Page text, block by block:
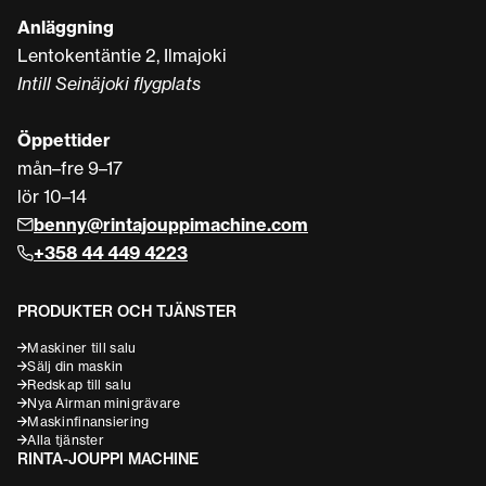
Anläggning
Lentokentäntie 2, Ilmajoki
Intill Seinäjoki flygplats
Öppettider
mån–fre 9–17
lör 10–14
benny@rintajouppimachine.com
+358 44 449 4223
PRODUKTER OCH TJÄNSTER
Maskiner till salu
Sälj din maskin
Redskap till salu
Nya Airman minigrävare
Maskinfinansiering
Alla tjänster
RINTA-JOUPPI MACHINE